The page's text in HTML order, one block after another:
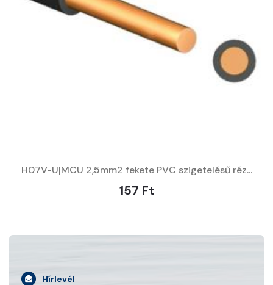
H07V-U|MCU 2,5mm2 fekete PVC szigetelésű réz...
157 Ft
Hírlevél